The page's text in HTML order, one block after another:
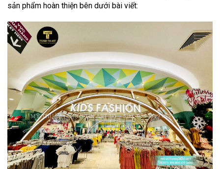
sản phẩm hoàn thiện bên dưới bài viết: